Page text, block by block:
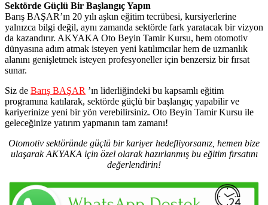
Sektörde Güçlü Bir Başlangıç Yapın
Barış BAŞAR’ın 20 yılı aşkın eğitim tecrübesi, kursiyerlerine
yalnızca bilgi değil, aynı zamanda sektörde fark yaratacak bir vizyon
da kazandırır. AKYAKA Oto Beyin Tamir Kursu, hem otomotiv
dünyasına adım atmak isteyen yeni katılımcılar hem de uzmanlık
alanını genişletmek isteyen profesyoneller için benzersiz bir fırsat
sunar.
Siz de Barış BAŞAR ’ın liderliğindeki bu kapsamlı eğitim
programına katılarak, sektörde güçlü bir başlangıç yapabilir ve
kariyerinize yeni bir yön verebilirsiniz. Oto Beyin Tamir Kursu ile
geleceğinize yatırım yapmanın tam zamanı!
Otomotiv sektöründe güçlü bir kariyer hedefliyorsanız, hemen bize
ulaşarak AKYAKA için özel olarak hazırlanmış bu eğitim fırsatını
değerlendirin!